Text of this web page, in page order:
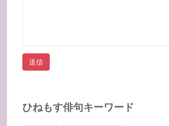
ひねもす俳句キーワード